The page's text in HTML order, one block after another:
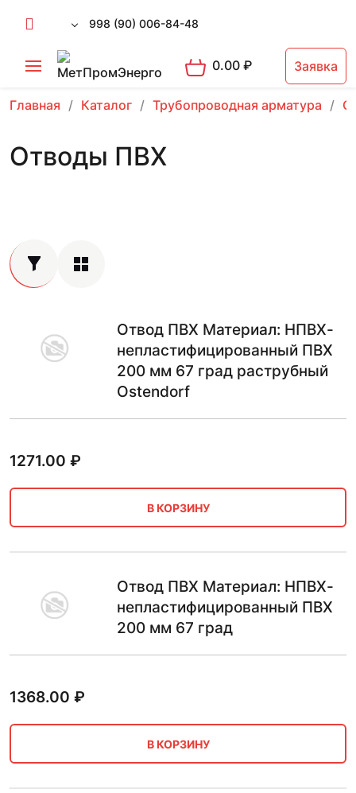
998 (90) 006-84-48
0.00₽ Заявка
Главная Каталог Трубопроводная арматура
Отводы ПВХ
Отвод ПВХ Материал: НПВХ-
непластифицированный ПВХ
200 мм 67 град раструбный
Ostendorf
1271.00 ₽
В КОРЗИНУ
Отвод ПВХ Материал: НПВХ-
непластифицированный ПВХ
200 мм 67 град
1368.00 ₽
В КОРЗИНУ